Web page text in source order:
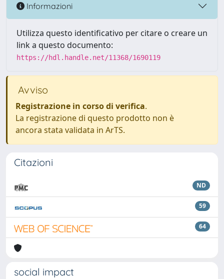
Informazioni
Utilizza questo identificativo per citare o creare un
link a questo documento:
https://hdl.handle.net/11368/1690119
Avviso
Registrazione in corso di verifica.
La registrazione di questo prodotto non è
ancora stata validata in ArTS.
Citazioni
ND
59
64
social impact